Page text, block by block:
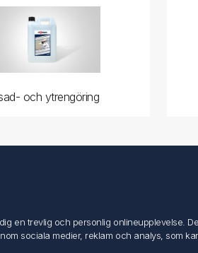
och ytrengöring
en trevlig och personlig onlineupplevelse.
sociala medier, reklam och analys, som